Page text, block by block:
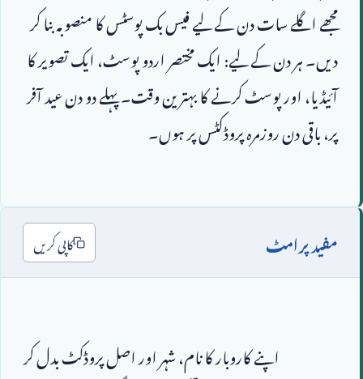
مجھے اگلے سات دن کے لیے فیس بک پوسٹس کا منصوبہ بنا کر
آئیڈیا، اور پوسٹ کرنے کا بہترین وقت۔ پہلے دو دن عید آفر
مفید پرامٹ کاپی کریں
                        اپنے کاروبار کا نام، شہر اور اصل پروڈکٹ بدل کر